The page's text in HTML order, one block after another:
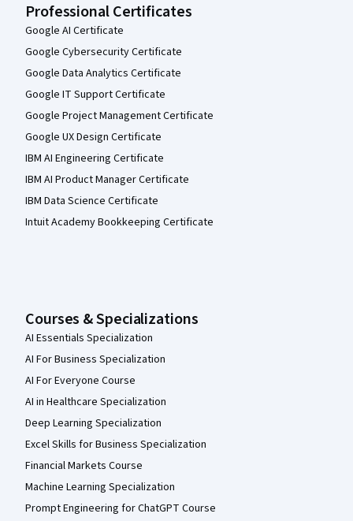
Professional Certificates
Google AI Certificate
Google Cybersecurity Certificate
Google Data Analytics Certificate
Google IT Support Certificate
Google Project Management Certificate
Google UX Design Certificate
IBM AI Engineering Certificate
IBM AI Product Manager Certificate
IBM Data Science Certificate
Intuit Academy Bookkeeping Certificate
Courses & Specializations
AI Essentials Specialization
AI For Business Specialization
AI For Everyone Course
AI in Healthcare Specialization
Deep Learning Specialization
Excel Skills for Business Specialization
Financial Markets Course
Machine Learning Specialization
Prompt Engineering for ChatGPT Course